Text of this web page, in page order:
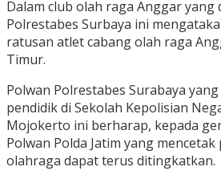
Dalam club olah raga Anggar yang
Polrestabes Surbaya ini
ratusan atlet cabang olah raga
Timur.
Polwan Polrestabes Surabaya
pendidik di Sekolah Kepolisian
Mojokerto ini berharap, kepada
Polwan Polda Jatim yang
olahraga dapat terus ditingkatkan.